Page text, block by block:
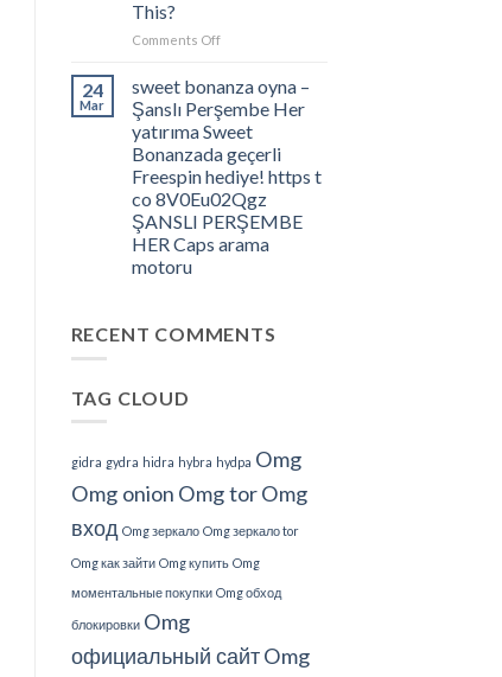
Schützen
This?
Comments Offon
What
Do
We
Understand
About
This?
24
Mar
sweet bonanza oyna –
Şanslı Perşembe Her
yatırıma Sweet
Bonanzada geçerli
Freespin hediye! https t
co 8V0Eu02Qgz
ŞANSLI PERŞEMBE
HER Caps arama
motoru
RECENT COMMENTS
TAG CLOUD
gidra gydra hidra hybra hydpa Omg
Omg onion Omg tor Omg
вход Omg зеркало Omg зеркало tor
Omg как зайти Omg купить Omg
моментальные покупки Omg обход
блокировки Omg
официальный сайт Omg